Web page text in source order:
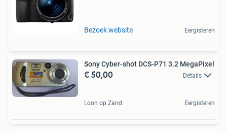
Bezoek website Eergisteren
Sony Cyber-shot DCS-P71 3.2 MegaPixel
€ 50,00 Details
Loon op Zand Eergisteren